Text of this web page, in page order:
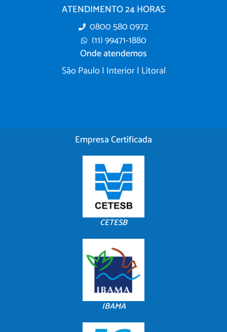
ATENDIMENTO 24 HORAS
0800 580 0972
(11) 99471-1880
Onde atendemos
São Paulo | Interior | Litoral
Empresa Certificada
CETESB
IBAMA